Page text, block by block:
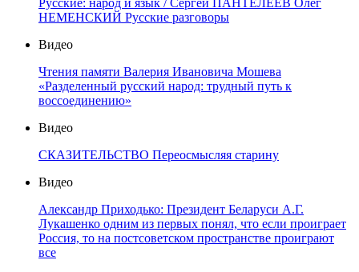
Русские: народ и язык / Сергей ПАНТЕЛЕЕВ Олег
НЕМЕНСКИЙ Русские разговоры
Видео
Чтения памяти Валерия Ивановича Мошева
«Разделенный русский народ: трудный путь к
воссоединению»
Видео
СКАЗИТЕЛЬСТВО Переосмысляя старину
Видео
Александр Приходько: Президент Беларуси А.Г.
Лукашенко одним из первых понял, что если проиграет
Россия, то на постсоветском пространстве проиграют
все